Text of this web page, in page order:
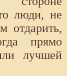
люди, не
отдарить,
прямо
лучшей